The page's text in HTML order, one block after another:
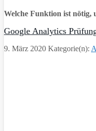
Welche Funktion ist nötig,
Google Analytics
9. März 2020 Kategorie(n):